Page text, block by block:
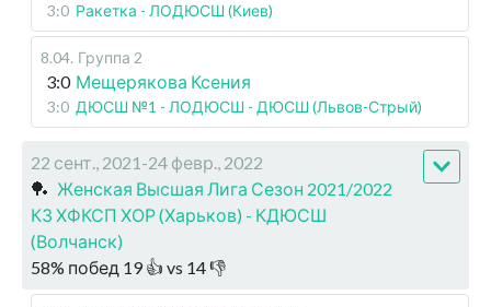
3:0 Ракетка - ЛОДЮСШ (Киев)
8.04. Группа 2
3:0 Мещерякова Ксения
3:0 ДЮСШ №1 - ЛОДЮСШ - ДЮСШ (Львов-Стрый)
22 сент., 2021-24 февр., 2022
🏓 Женская Высшая Лига Сезон 2021/2022
КЗ ХФКСП ХОР (Харьков) - КДЮСШ
(Волчанск)
58% побед 19👍 vs 14👎